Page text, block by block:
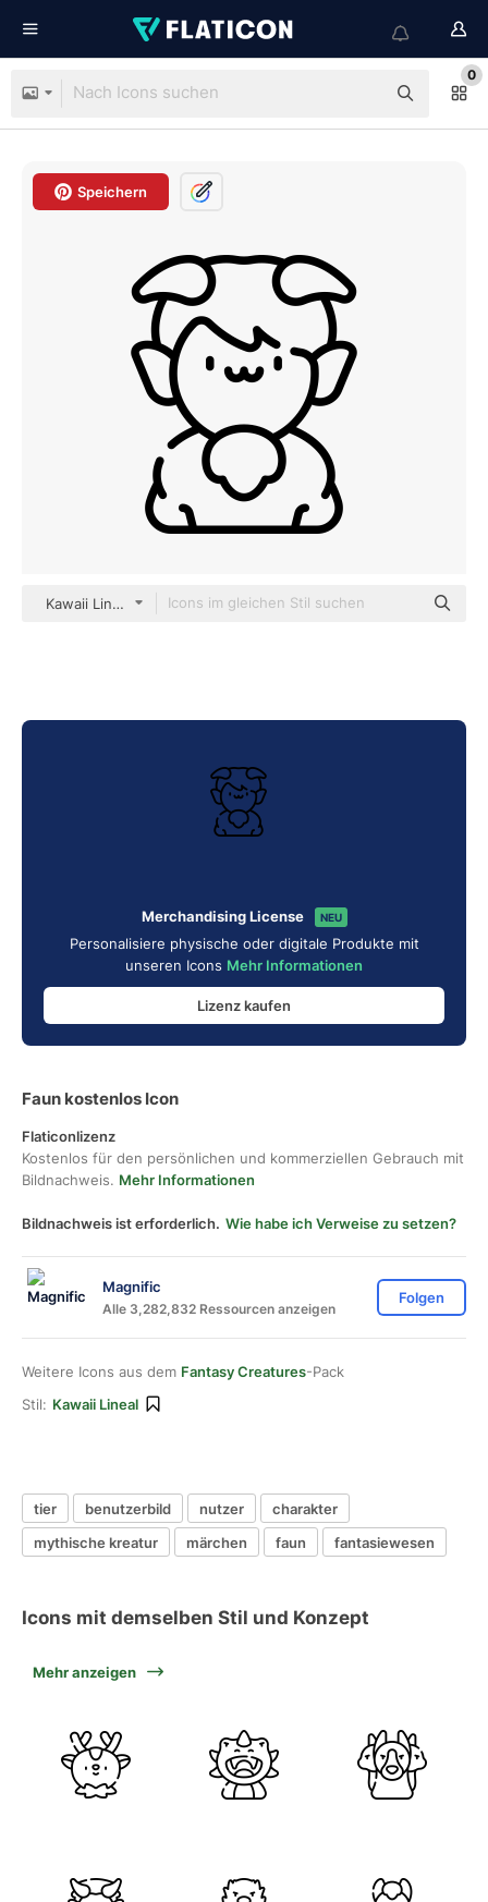
0
Speichern
Kawaii Lineal
Merchandising License NEU
Personalisiere physische oder digitale Produkte mit
unseren Icons Mehr Informationen
Lizenz kaufen
Faun kostenlos Icon
Flaticonlizenz
Kostenlos für den persönlichen und kommerziellen Gebrauch mit
Bildnachweis. Mehr Informationen
Bildnachweis ist erforderlich. Wie habe ich Verweise zu setzen?
Magnific
Alle 3,282,832 Ressourcen anzeigen
Folgen
Weitere Icons aus dem Fantasy Creatures-Pack
Stil: Kawaii Lineal
tier benutzerbild nutzer
charakter
mythische kreatur
märchen faun fantasiewesen
Icons mit demselben Stil und Konzept
Mehr anzeigen